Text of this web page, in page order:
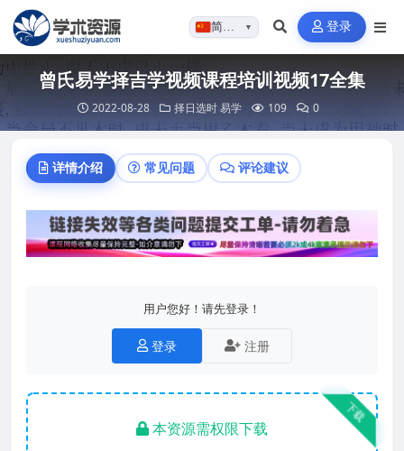
简体…▼ 登录
曾氏易学择吉学视频课程培训视频17全集
2022-08-28 择日选时易学 109 0
详情介绍 常见问题 评论建议
用户您好！请先登录！
登录 注册
下载
本资源需权限下载